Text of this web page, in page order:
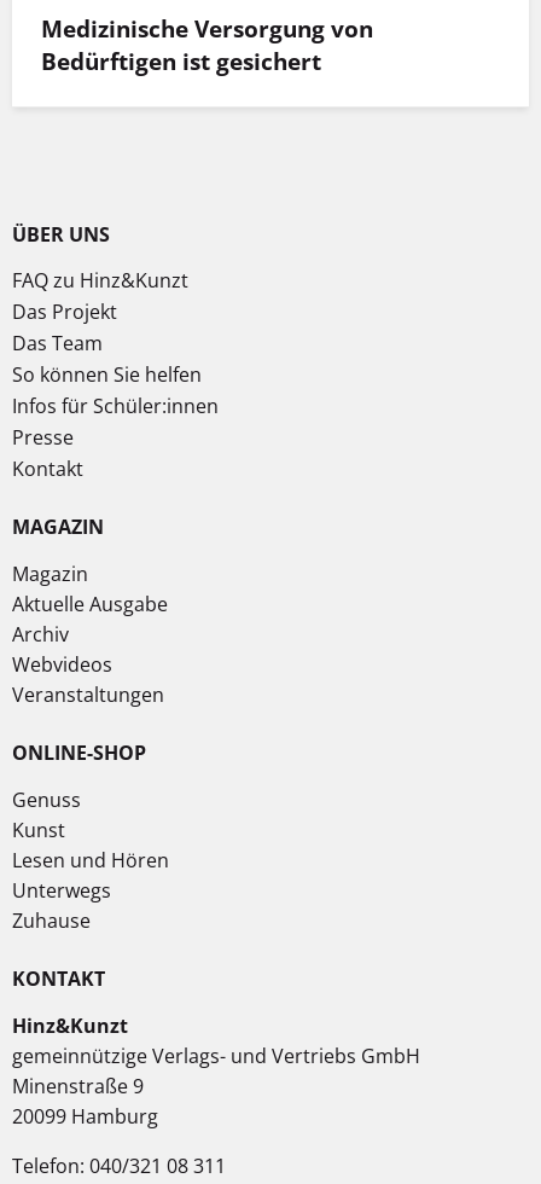
Medizinische Versorgung von
Bedürftigen ist gesichert
ÜBER UNS
FAQ zu Hinz&Kunzt
Das Projekt
Das Team
So können Sie helfen
Infos für Schüler:innen
Presse
Kontakt
MAGAZIN
Magazin
Aktuelle Ausgabe
Archiv
Webvideos
Veranstaltungen
ONLINE-SHOP
Genuss
Kunst
Lesen und Hören
Unterwegs
Zuhause
KONTAKT
Hinz&Kunzt
gemeinnützige Verlags- und Vertriebs GmbH
Minenstraße 9
20099 Hamburg
Telefon: 040/321 08 311